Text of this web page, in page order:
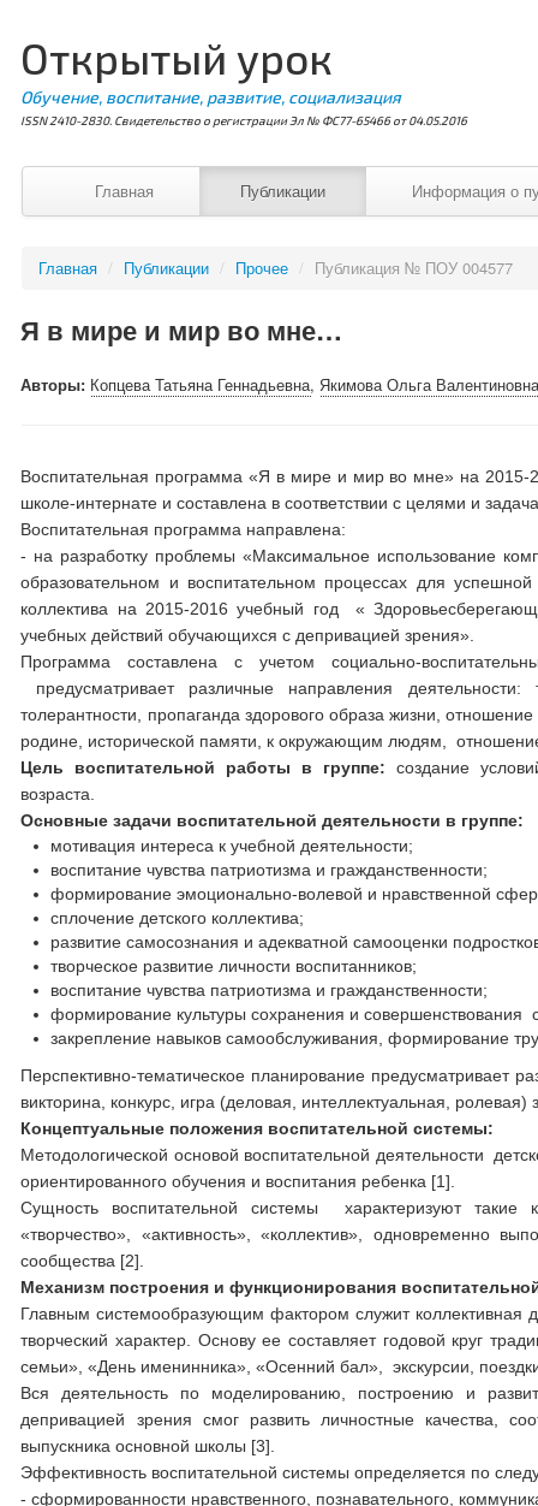
Открытый урок
Обучение, воспитание, развитие, социализация
ISSN 2410-2830. Свидетельство о регистрации Эл № ФС77-65466 от 04.05.2016
Главная Публикации Информация о
Главная / Публикации / Прочее / Публикация № ПОУ 004577
Я в мире и мир во мне…
Авторы: Копцева Татьяна Геннадьевна,Якимова Ольга
Воспитательная программа «Я в мире и мир во мне» на 2015-
школе-интернате и составлена в соответствии с целями и
Воспитательная программа направлена:
- на разработку проблемы «Максимальное использование
образовательном и воспитательном процессах для
коллектива на 2015-2016 учебный год «
учебных действий обучающихся с депривацией зрения».
Программа составлена с учетом социально-
предусматривает различные направления
толерантности, пропаганда здорового образа жизни,
родине, исторической памяти, к окружающим людям,
Цель воспитательной работы в группе:создание
возраста.
Основные задачи воспитательной деятельности в группе:
мотивация интереса к учебной деятельности;
воспитание чувства патриотизма и гражданственности;
формирование эмоционально-волевой и нравственной
сплочение детского коллектива;
развитие самосознания и адекватной самооценки
творческое развитие личности воспитанников;
воспитание чувства патриотизма и гражданственности;
формирование культуры сохранения и совершенствования
закрепление навыков самообслуживания, формирование
Перспективно-тематическое планирование предусматривает
викторина, конкурс, игра (деловая, интеллектуальная,
Концептуальные положения воспитательной системы:
Методологической основой воспитательной деятельности
ориентированного обучения и воспитания ребенка [1].
Сущность воспитательной системы характеризуют такие
«творчество», «активность», «коллектив», одновременно
сообщества [2].
Механизм построения и функционирования
Главным системообразующим фактором служит коллективная
творческий характер. Основу ее составляет годовой круг
семьи», «День именинника», «Осенний бал», экскурсии,
Вся деятельность по моделированию, построению и
депривацией зрения смог развить личностные качества,
выпускника основной школы [3].
Эффективность воспитательной системы определяется по
- сформированности нравственного, познавательного,